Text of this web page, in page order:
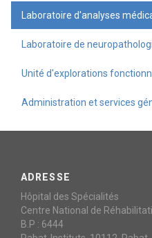
Laboratoire d'analyses
Laboratoire de
Unité d'explorations
Administration et services
ADRESSE
Hôpital des Spécialités
Centre National de
B.P : 6444